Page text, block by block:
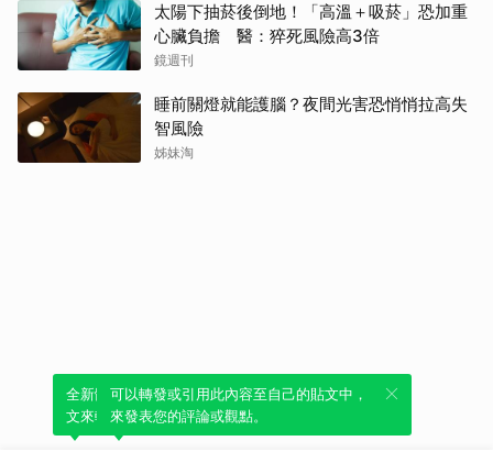
太陽下抽菸後倒地！「高溫＋吸菸」恐加重
心臟負擔 醫：猝死風險高3倍
鏡週刊
睡前關燈就能護腦？夜間光害恐悄悄拉高失
智風險
姊妹淘
全新體驗！一鍵引用此內容，透過發布貼
文來輕鬆表達個人立場。
可以轉發或引用此內容至自己的貼文中，
來發表您的評論或觀點。